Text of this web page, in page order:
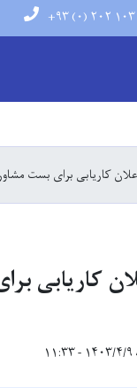
۲۰۲ ۱۰۳ ۴۳۳
کاریابی برای بست
کاریابی